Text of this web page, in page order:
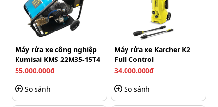
Máy rửa xe công nghiệp
Kumisai KMS 22M35-15T4
55.000.000đ
So sánh
Máy rửa xe Karcher K2
Full Control
34.000.000đ
So sánh